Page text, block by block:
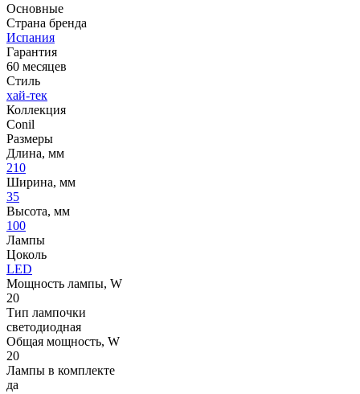
Основные
Страна бренда
Испания
Гарантия
60 месяцев
Стиль
хай-тек
Коллекция
Conil
Размеры
Длина, мм
210
Ширина, мм
35
Высота, мм
100
Лампы
Цоколь
LED
Мощность лампы, W
20
Тип лампочки
светодиодная
Общая мощность, W
20
Лампы в комплекте
да